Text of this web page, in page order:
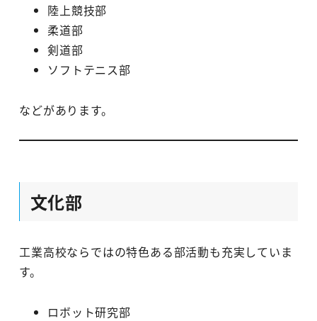
陸上競技部
柔道部
剣道部
ソフトテニス部
などがあります。
文化部
工業高校ならではの特色ある部活動も充実していま
す。
ロボット研究部